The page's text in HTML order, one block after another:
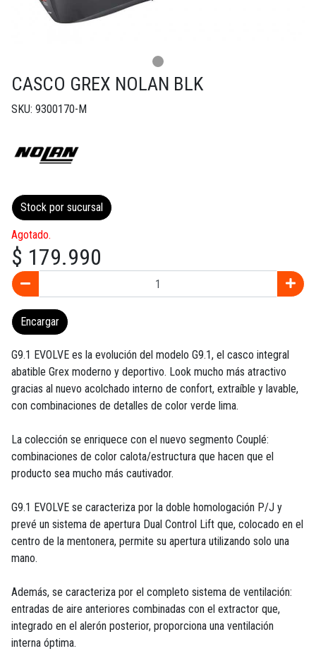
CASCO GREX NOLAN BLK
SKU: 9300170-M
Stock por sucursal
Agotado.
$ 179.990
Encargar
G9.1 EVOLVE es la evolución del modelo G9.1, el casco integral
abatible Grex moderno y deportivo. Look mucho más atractivo
gracias al nuevo acolchado interno de confort, extraíble y lavable,
con combinaciones de detalles de color verde lima.
La colección se enriquece con el nuevo segmento Couplé:
combinaciones de color calota/estructura que hacen que el
producto sea mucho más cautivador.
G9.1 EVOLVE se caracteriza por la doble homologación P/J y
prevé un sistema de apertura Dual Control Lift que, colocado en el
centro de la mentonera, permite su apertura utilizando solo una
mano.
Además, se caracteriza por el completo sistema de ventilación:
entradas de aire anteriores combinadas con el extractor que,
integrado en el alerón posterior, proporciona una ventilación
interna óptima.